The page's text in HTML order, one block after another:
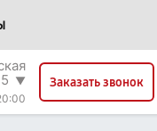
▼
Заказать звонок